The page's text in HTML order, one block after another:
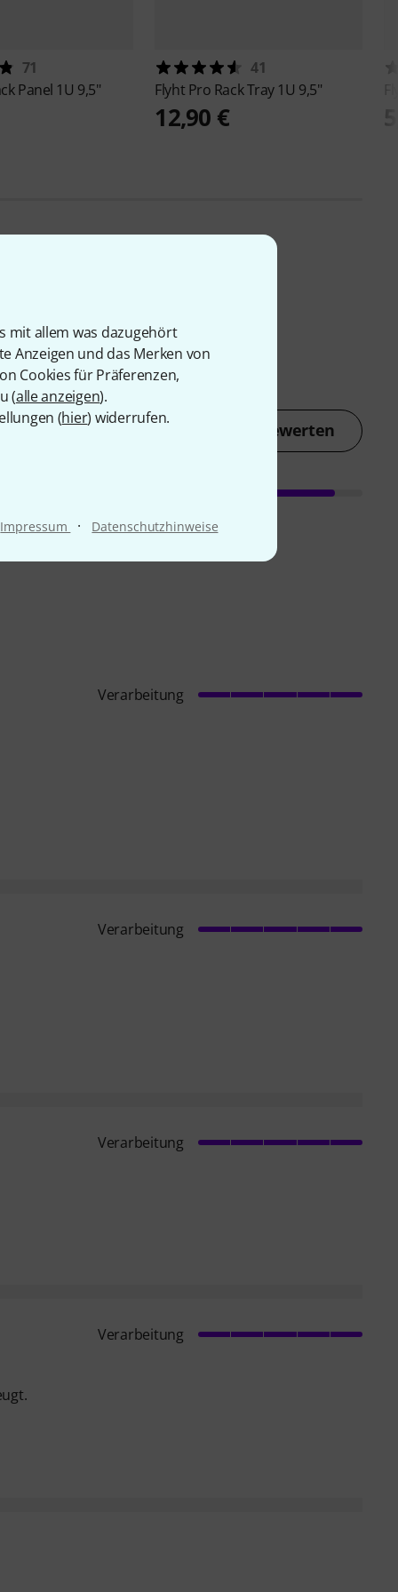
mit allem was dazugehört
Anzeigen und das Merken von
Cookies für Präferenzen,
(alle anzeigen).
(hier) widerrufen.
Impressum · Datenschutzhinweise
71
Panel 1U 9,5"
41
Flyht Pro Rack Tray 1U 9,5"
12,90 €
Jetzt bewerten
Verarbeitung
Verarbeitung
Verarbeitung
Verarbeitung